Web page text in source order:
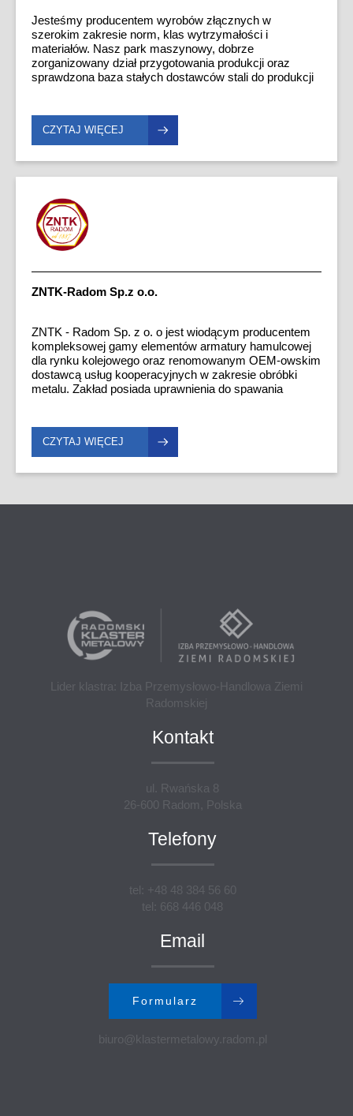
wszystkich maszyn i urządzeń.
Jesteśmy producentem wyrobów złącznych w
szerokim zakresie norm, klas wytrzymałości i
materiałów. Nasz park maszynowy, dobrze
zorganizowany dział przygotowania produkcji oraz
sprawdzona baza stałych dostawców stali do produkcji
wyroby złączne wg podstawowych norm polskich dla
wyrobów śrubowych. Produkujemy śruby, nakrętki,
pręty gwintowane, sworznie, itd. Specjalizujemy się
także w produkcji wyrobów dla kolei i budownictwa.
Oferujemy wyroby najwyższej jakości, co
świadectwami.
CZYTAJ WIĘCEJ
ZNTK-Radom Sp.z o.o.
ZNTK - Radom Sp. z o. o jest wiodącym producentem
kompleksowej gamy elementów armatury hamulcowej
dla rynku kolejowego oraz renomowanym OEM-owskim
dostawcą usług kooperacyjnych w zakresie obróbki
metalu. Zakład posiada uprawnienia do spawania
ISO 9001:2015.
CZYTAJ WIĘCEJ
Lider klastra: Izba Przemysłowo-Handlowa Ziemi
Radomskiej
Kontakt
ul. Rwańska 8
26-600 Radom, Polska
Telefony
tel: +48 48 384 56 60
tel: 668 446 048
Email
Formularz
biuro@klastermetalowy.radom.pl